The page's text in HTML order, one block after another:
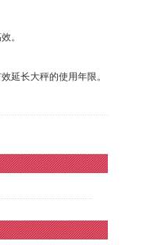
。
延长大秤的使用年限。